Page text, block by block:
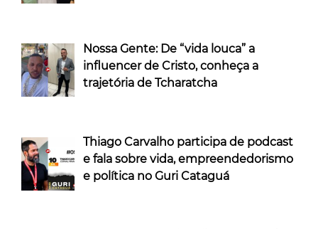
Nossa Gente: De “vida louca” a
influencer de Cristo, conheça a
trajetória de Tcharatcha
Thiago Carvalho participa de podcast
e fala sobre vida, empreendedorismo
e política no Guri Cataguá